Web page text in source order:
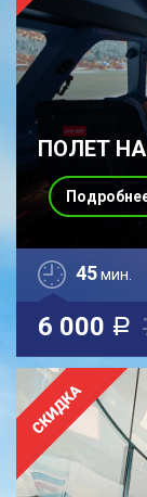
ПОЛЕТ
45мин.
6 000 a